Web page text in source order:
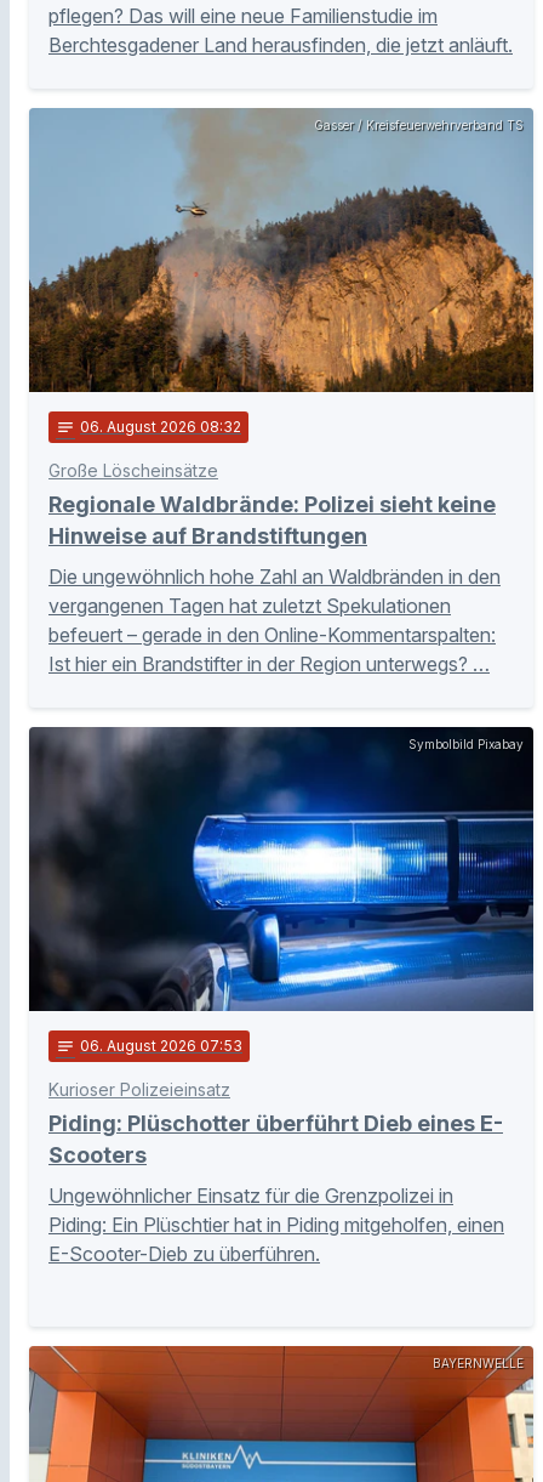
pflegen? Das will eine neue Familienstudie im
Berchtesgadener Land herausfinden, die jetzt anläuft.
Gasser / Kreisfeuerwehrverband TS
notes 06. August 2026 08:32
Große Löscheinsätze
Regionale Waldbrände: Polizei sieht keine
Hinweise auf Brandstiftungen
Die ungewöhnlich hohe Zahl an Waldbränden in den
vergangenen Tagen hat zuletzt Spekulationen
befeuert – gerade in den Online-Kommentarspalten:
Ist hier ein Brandstifter in der Region unterwegs? …
Symbolbild Pixabay
notes 06. August 2026 07:53
Kurioser Polizeieinsatz
Piding: Plüschotter überführt Dieb eines E-
Scooters
Ungewöhnlicher Einsatz für die Grenzpolizei in
Piding: Ein Plüschtier hat in Piding mitgeholfen, einen
E-Scooter-Dieb zu überführen.
BAYERNWELLE